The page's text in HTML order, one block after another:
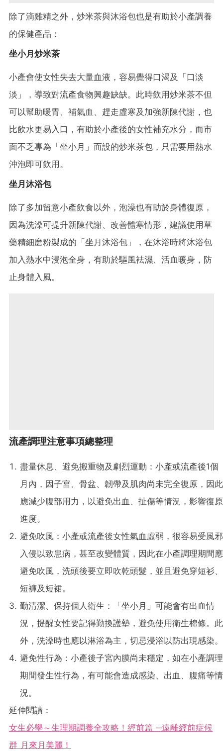
除了滴雞精之外，炒米茶與沐浴包也是有助於小產調養
的保健產品：
坐小月炒米茶
小產會使女性失去大量血液，容易覺得口渴及「口淡
淡」，導致對流產食物興趣缺缺。此時飲用炒米茶不但
可以幫助暖胃、補氣血、趕走虛寒及加強新陳代謝，也
比飲水更易入口，有助於小產後的女性補充水分，而市
面不乏專為「坐小月」而設的炒米茶包，只需要用熱水
沖泡即可飲用。
坐月沐浴包
除了多加留意小產飲食以外，泡澡也有助於身體復原，
因為洗澡可提升新陳代謝、改善體寒情形，建議使用草
藥精細磨粉製成的「坐月沐浴包」，在沐浴時將沐浴包
加入熱水中浸泡全身，有助於驅風袪濕、活血暖身，防
止身體入風。
流產調理注意事項總整理
盡量休息、避免搬重物及劇烈運動：小產或流產後1個
月內，因子宮、骨盆、韌帶及肌肉尚未完全復原，因此
應減少腹部用力，以避免出血、扯傷等情況，影響復原
進度。
避免吹風：小產或流產後女性氣血虛弱，很容易受風邪
入侵以致患病，甚至改變體質，因此在小產調理期間應
避免吹風，洗頭後要立即吹乾頭髮，並且避免穿短衫、
短褲及短裙。
勤清潔、保持個人衛生：「坐小月」可能會有出血情
況，提醒女性要記得勤換護墊，避免使用衛生棉條。此
外，洗澡時也應以淋浴為主，切忌浸浴以防出現感染。
避免性行為：小產後子宮內膜尚未穩定，如在小產調理
期間發生性行為，有可能會造成感染、出血、腹痛等情
況。
延伸閱讀：
女生必學～生理期調養全攻略！經前篇 ─遠離經前症候
群 月來月美麗！